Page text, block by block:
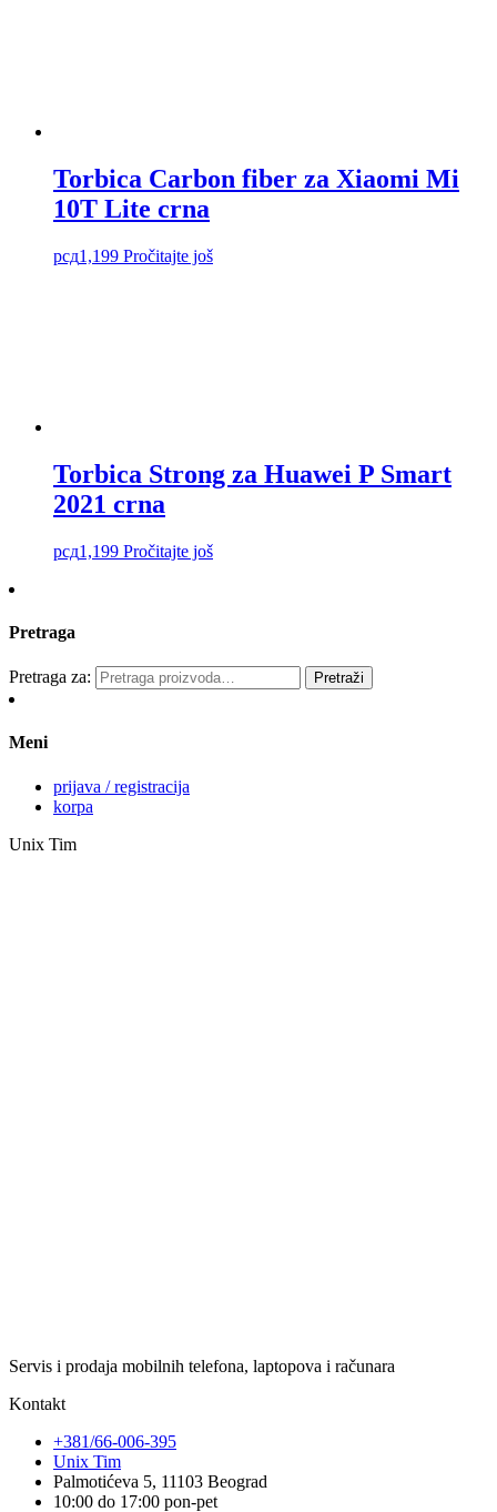
Torbica Carbon fiber za Xiaomi Mi
10T Lite crna
рсд1,199 Pročitajte još
Torbica Strong za Huawei P Smart
2021 crna
рсд1,199 Pročitajte još
Pretraga
Pretraga za: Pretraži
Meni
prijava / registracija
korpa
Unix Tim
Servis i prodaja mobilnih telefona, laptopova i računara
Kontakt
+381/66-006-395
Unix Tim
Palmotićeva 5, 11103 Beograd
10:00 do 17:00 pon-pet